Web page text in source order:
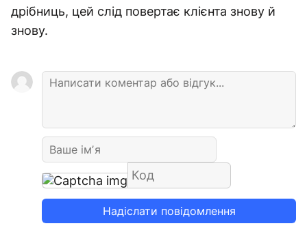
дрібниць, цей слід повертає клієнта знову й
знову.
Надіслати повідомлення